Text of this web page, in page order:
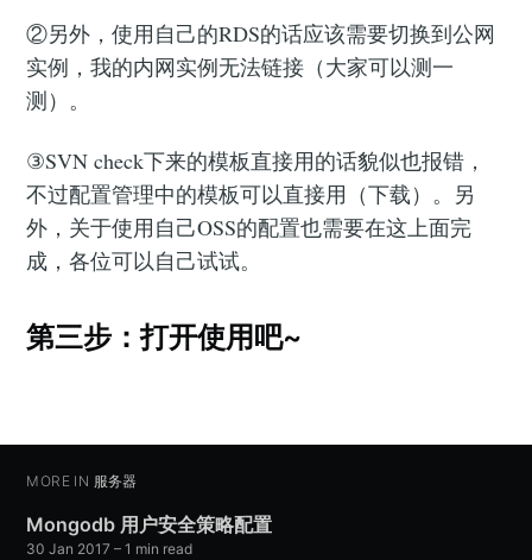
②另外，使用自己的RDS的话应该需要切换到公网
实例，我的内网实例无法链接（大家可以测一
测）。
③SVN check下来的模板直接用的话貌似也报错，
不过配置管理中的模板可以直接用（下载）。另
外，关于使用自己OSS的配置也需要在这上面完
成，各位可以自己试试。
第三步：打开使用吧~
MORE IN 服务器
Mongodb 用户安全策略配置
30 Jan 2017 – 1 min read